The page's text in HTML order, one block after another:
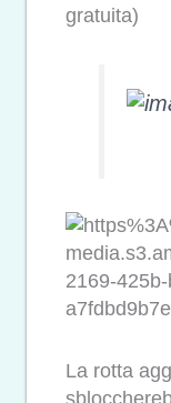
gratuita)
La rotta